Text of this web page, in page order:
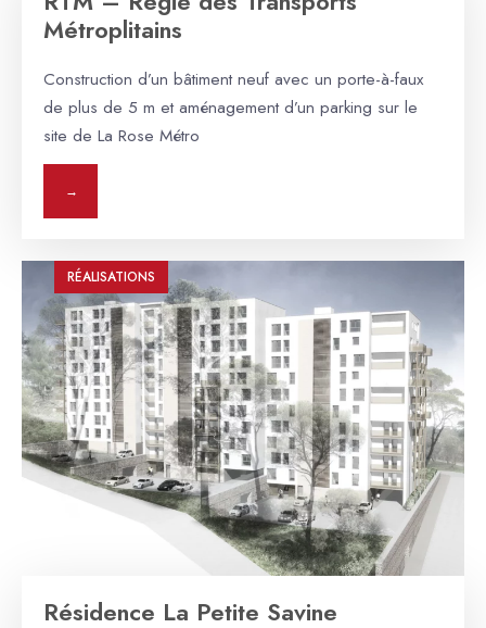
Métroplitains
Construction d’un bâtiment neuf avec un porte-à-faux
de plus de 5 m et aménagement d’un parking sur le
site de La Rose Métro
→
RÉALISATIONS
Résidence La Petite Savine